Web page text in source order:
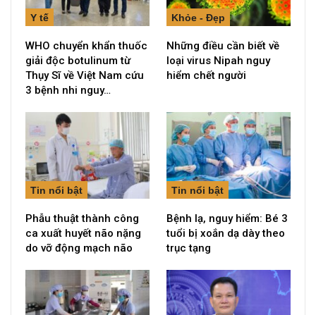
Y tế
WHO chuyển khẩn thuốc
giải độc botulinum từ
Thụy Sĩ về Việt Nam cứu
3 bệnh nhi nguy…
Khỏe - Đẹp
Những điều cần biết về
loại virus Nipah nguy
hiểm chết người
Tin nổi bật
Phẫu thuật thành công
ca xuất huyết não nặng
do vỡ động mạch não
Tin nổi bật
Bệnh lạ, nguy hiểm: Bé 3
tuổi bị xoắn dạ dày theo
trục tạng